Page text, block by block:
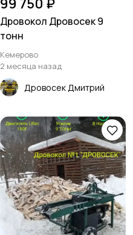
99 750 ₽
Дровокол Дровосек 9
тонн
Кемерово
2 месяца назад
Дровосек Дмитрий